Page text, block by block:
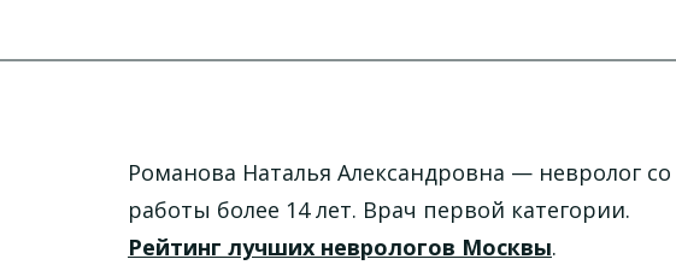
Романова Наталья Александровна — невролог
работы более 14 лет. Врач первой категории.
Рейтинг лучших неврологов Москвы.